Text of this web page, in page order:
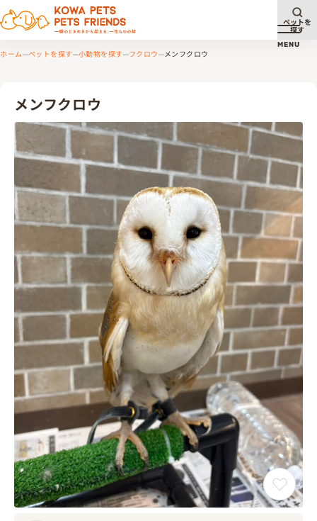
メニ
MENU
ペットを
探す
ホーム ペットを探す 小動物を探す フクロウ メンフクロウ
メンフクロウ